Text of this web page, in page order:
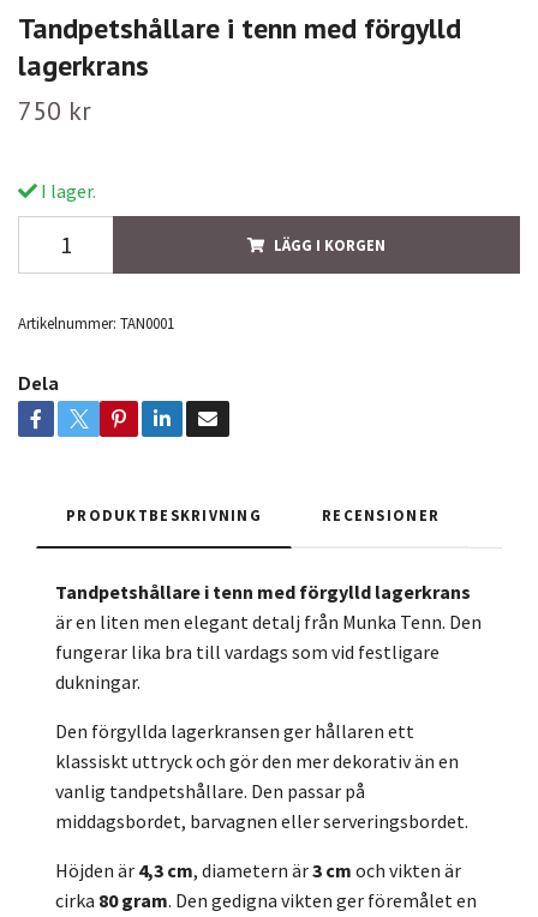
Tandpetshållare i tenn med förgylld
lagerkrans
750 kr
I lager.
LÄGG I KORGEN
Artikelnummer: TAN0001
Dela
PRODUKTBESKRIVNING RECENSIONER
Tandpetshållare i tenn med förgylld lagerkrans
är en liten men elegant detalj från Munka Tenn. Den
fungerar lika bra till vardags som vid festligare
dukningar.
Den förgyllda lagerkransen ger hållaren ett
klassiskt uttryck och gör den mer dekorativ än en
vanlig tandpetshållare. Den passar på
middagsbordet, barvagnen eller serveringsbordet.
Höjden är 4,3 cm, diametern är3 cm och vikten är
cirka 80 gram. Den gedigna vikten ger föremålet en